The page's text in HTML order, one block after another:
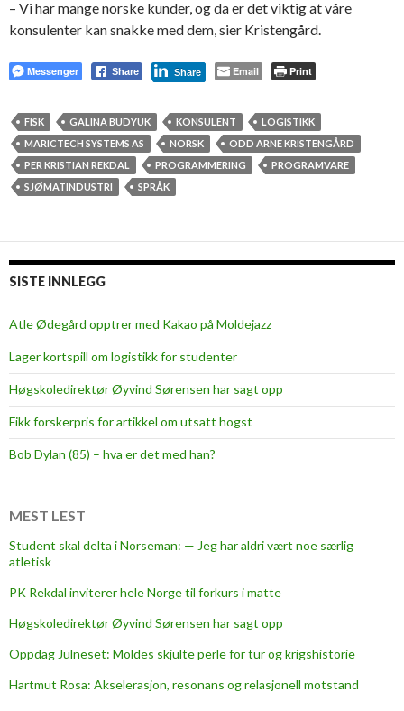
– Vi har mange norske kunder, og da er det viktig at våre
konsulenter kan snakke med dem, sier Kristengård.
Messenger Share Share Email Print
FISK GALINA BUDYUK KONSULENT
LOGISTIKK
MARICTECH SYSTEMS AS
NORSK
ODD ARNE KRISTENGÅRD
PER KRISTIAN REKDAL
PROGRAMMERING
PROGRAMVARE
SJØMATINDUSTRI
SPRÅK
SISTE INNLEGG
Atle Ødegård opptrer med Kakao på Moldejazz
Lager kortspill om logistikk for studenter
Høgskoledirektør Øyvind Sørensen har sagt opp
Fikk forskerpris for artikkel om utsatt hogst
Bob Dylan (85) – hva er det med han?
MEST LEST
Student skal delta i Norseman: — Jeg har aldri vært noe særlig
atletisk
PK Rekdal inviterer hele Norge til forkurs i matte
Høgskoledirektør Øyvind Sørensen har sagt opp
Oppdag Julneset: Moldes skjulte perle for tur og krigshistorie
Hartmut Rosa: Akselerasjon, resonans og relasjonell motstand